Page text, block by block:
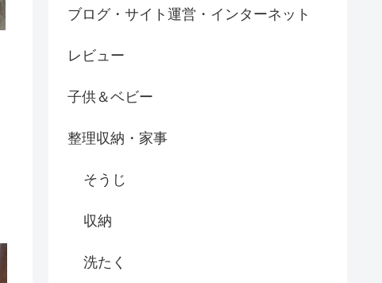
ブログ・サイト運営・インターネット
レビュー
子供＆ベビー
整理収納・家事
そうじ
収納
洗たく